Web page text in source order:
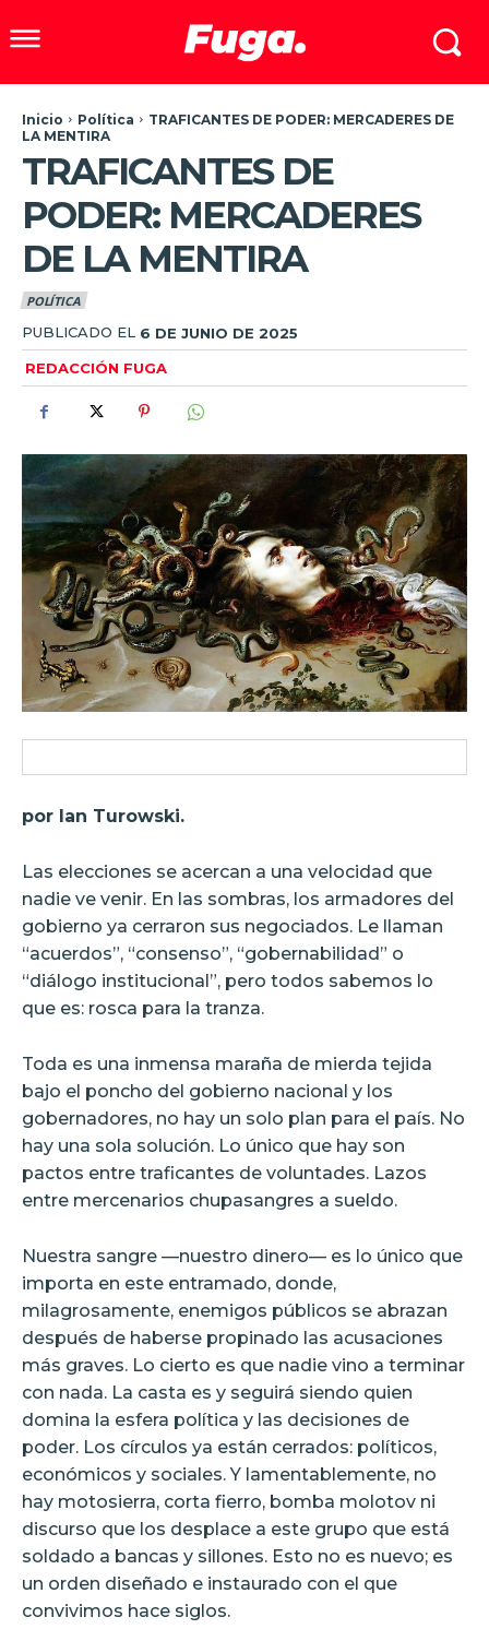
Inicio Política
TRAFICANTES DE PODER: MERCADERES DE
LA MENTIRA
TRAFICANTES DE
PODER: MERCADERES
DE LA MENTIRA
POLÍTICA
PUBLICADO EL 6 DE JUNIO DE 2025
REDACCIÓN FUGA
por Ian Turowski.
Las elecciones se acercan a una velocidad que
nadie ve venir. En las sombras, los armadores del
gobierno ya cerraron sus negociados. Le llaman
“acuerdos”, “consenso”, “gobernabilidad” o
“diálogo institucional”, pero todos sabemos lo
que es: rosca para la tranza.
Toda es una inmensa maraña de mierda tejida
bajo el poncho del gobierno nacional y los
gobernadores, no hay un solo plan para el país. No
hay una sola solución. Lo único que hay son
pactos entre traficantes de voluntades. Lazos
entre mercenarios chupasangres a sueldo.
Nuestra sangre —nuestro dinero— es lo único que
importa en este entramado, donde,
milagrosamente, enemigos públicos se abrazan
después de haberse propinado las acusaciones
más graves. Lo cierto es que nadie vino a terminar
con nada. La casta es y seguirá siendo quien
domina la esfera política y las decisiones de
poder. Los círculos ya están cerrados: políticos,
económicos y sociales. Y lamentablemente, no
hay motosierra, corta fierro, bomba molotov ni
discurso que los desplace a este grupo que está
soldado a bancas y sillones. Esto no es nuevo; es
un orden diseñado e instaurado con el que
convivimos hace siglos.